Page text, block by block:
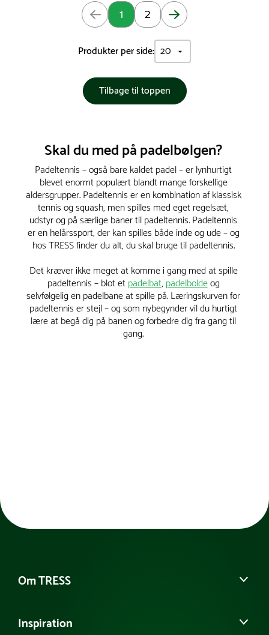
Opdateret: Side 1 af 2 1 2
Produkter per side:
Tilbage til toppen
Skal du med på padelbølgen?
Padeltennis – også bare kaldet padel – er lynhurtigt
blevet enormt populært blandt mange forskellige
aldersgrupper. Padeltennis er en kombination af klassisk
tennis og squash, men spilles med eget regelsæt,
udstyr og på særlige baner til padeltennis. Padeltennis
er en helårssport, der kan spilles både inde og ude – og
hos TRESS finder du alt, du skal bruge til padeltennis.
Det kræver ikke meget at komme i gang med at spille
padeltennis – blot etpadelbat, padelboldeog
selvfølgelig en padelbane at spille på. Læringskurven for
padeltennis er stejl – og som nybegynder vil du hurtigt
lære at begå dig på banen og forbedre dig fra gang til
gang.
Om TRESS
Vores historie
Inspiration